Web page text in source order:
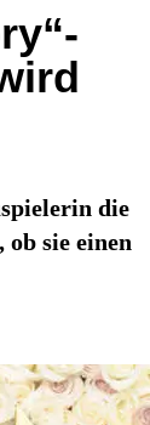
die
sie einen